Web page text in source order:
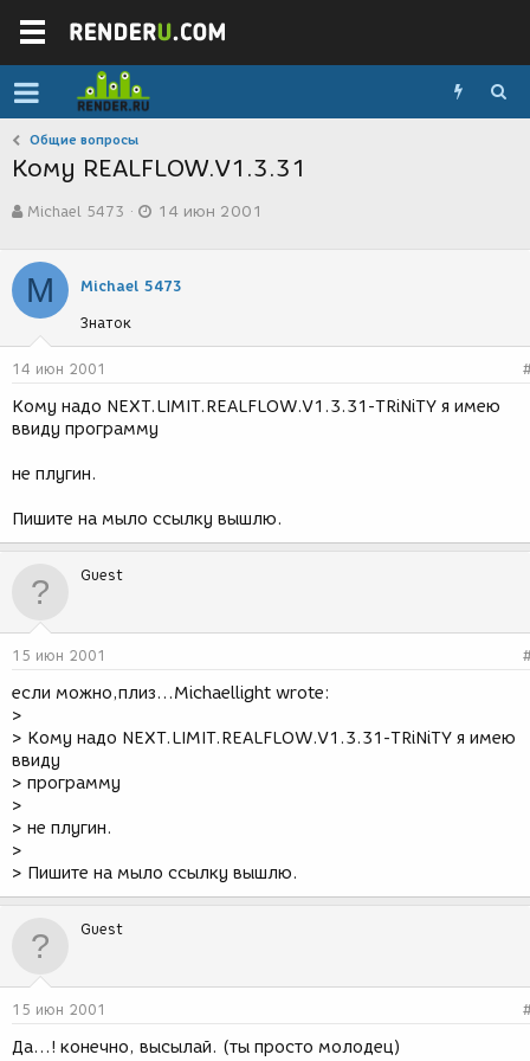
Общие вопросы
Кому REALFLOW.V1.3.31
в
о
р
т
е
м
ы
Michael 5473
а
с
д
и
я
14 июн 2001
M Michael 5473
Знаток
14 июн 2001
Кому надо NEXT.LIMIT.REALFLOW.V1.3.31-TRiNiTY я имею
ввиду программу
не плугин.
Пишите на мыло ссылку вышлю.
Guest
15 июн 2001
если можно,плиз...Michaellight wrote:
>
> Кому надо NEXT.LIMIT.REALFLOW.V1.3.31-TRiNiTY я имею
ввиду
> программу
>
> не плугин.
>
> Пишите на мыло ссылку вышлю.
Guest
15 июн 2001
Да...! конечно, высылай. (ты просто молодец)